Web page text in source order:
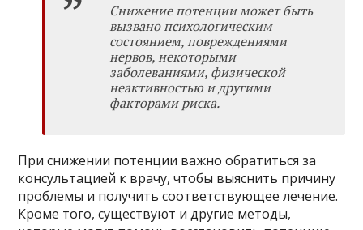
Снижение потенции может быть
вызвано психологическим
состоянием, повреждениями
нервов, некоторыми
заболеваниями, физической
неактивностью и другими
факторами риска.
При снижении потенции важно обратиться за
консультацией к врачу, чтобы выяснить причину
проблемы и получить соответствующее лечение.
Кроме того, существуют и другие методы,